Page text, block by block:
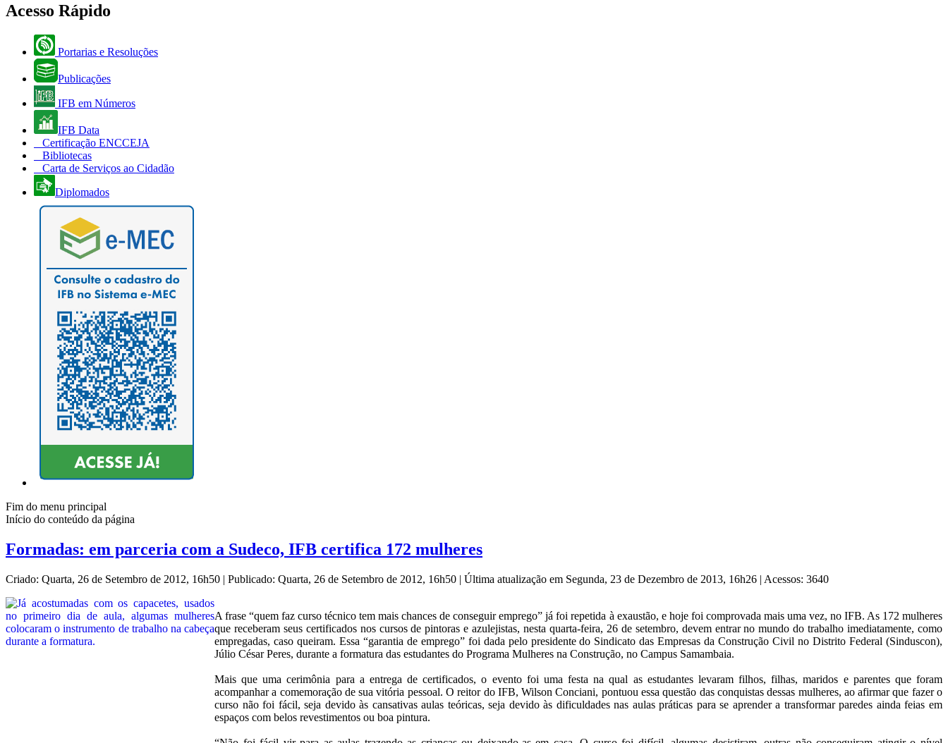
Acesso Rápido
Portarias e Resoluções
Publicações
IFB em Números
IFB Data
Certificação ENCCEJA
Bibliotecas
Carta de Serviços ao Cidadão
Diplomados
Fim do menu principal
Início do conteúdo da página
Formadas: em parceria com a Sudeco, IFB certifica 172 mulheres
Criado: Quarta, 26 de Setembro de 2012, 16h50 | Publicado: Quarta, 26 de Setembro de 2012, 16h50 | Última atualização em Segunda, 23 de Dezembro de 2013, 16h26 | Acessos: 3640
A frase “quem faz curso técnico tem mais chances de conseguir emprego” já foi repetida à exaustão, e hoje foi comprovada mais uma vez, no IFB. As 172 mulheres
que receberam seus certificados nos cursos de pintoras e azulejistas, nesta quarta-feira, 26 de setembro, devem entrar no mundo do trabalho imediatamente, como
empregadas, caso queiram. Essa “garantia de emprego” foi dada pelo presidente do Sindicato das Empresas da Construção Civil no Distrito Federal (Sinduscon),
Júlio César Peres, durante a formatura das estudantes do Programa Mulheres na Construção, no Campus Samambaia.
Mais que uma cerimônia para a entrega de certificados, o evento foi uma festa na qual as estudantes levaram filhos, filhas, maridos e parentes que foram
acompanhar a comemoração de sua vitória pessoal. O reitor do IFB, Wilson Conciani, pontuou essa questão das conquistas dessas mulheres, ao afirmar que fazer o
curso não foi fácil, seja devido às cansativas aulas teóricas, seja devido às dificuldades nas aulas práticas para se aprender a transformar paredes ainda feias em
espaços com belos revestimentos ou boa pintura.